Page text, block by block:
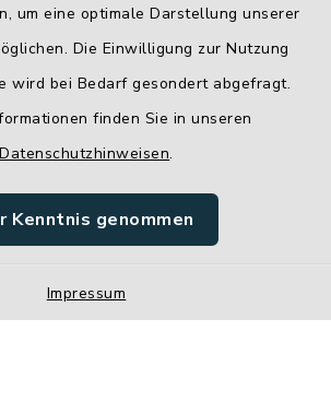
um eine optimale Darstellung unserer
Die Einwilligung zur Nutzung
wird bei Bedarf gesondert abgefragt.
finden Sie in unseren
Datenschutzhinweisen.
Kenntnis genommen
Impressum
Barrierefreiheit
Impressum
Sitemap